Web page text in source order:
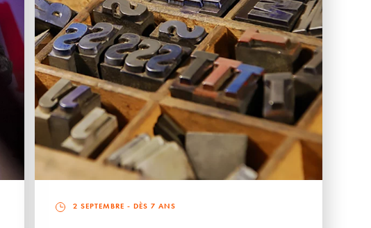
2 SEPTEMBRE - DÈS 7 ANS